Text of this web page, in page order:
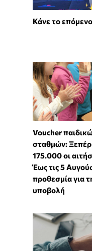
Κάνε το
Voucher
σταθμών:
175.000 οι
Έως τις 5
προθεσμία για
υποβολή